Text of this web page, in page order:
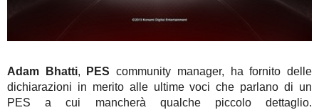
Adam Bhatti, PES community manager, ha fornito delle
dichiarazioni in merito alle ultime voci che parlano di un
PES a cui mancherà qualche piccolo dettaglio.